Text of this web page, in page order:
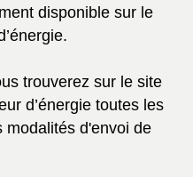
disponible sur le
trouverez sur le site
d’énergie toutes les
modalités d'envoi de